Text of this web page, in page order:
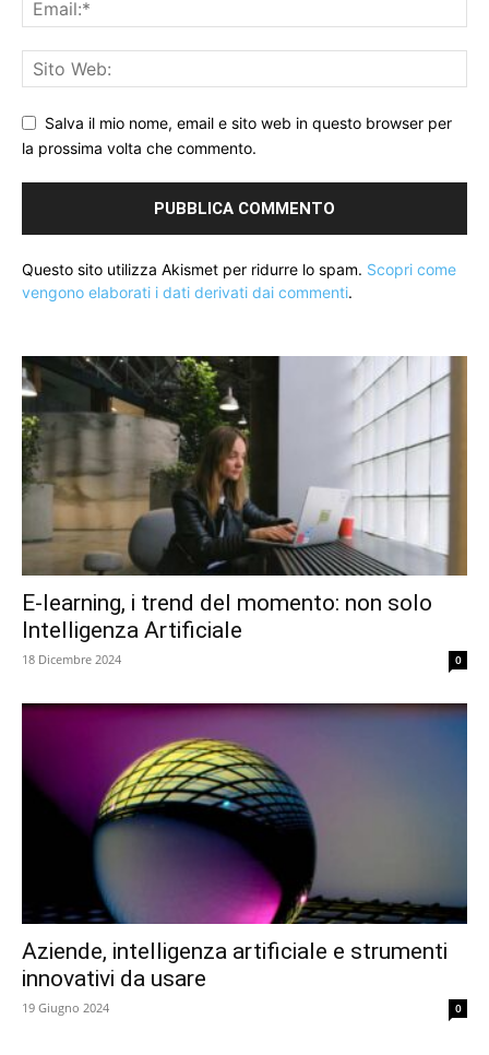
Salva il mio nome, email e sito web in questo browser per
la prossima volta che commento.
Questo sito utilizza Akismet per ridurre lo spam. Scopri come
vengono elaborati i dati derivati dai commenti.
E-learning, i trend del momento: non solo
Intelligenza Artificiale
18 Dicembre 2024 0
Aziende, intelligenza artificiale e strumenti
innovativi da usare
19 Giugno 2024 0